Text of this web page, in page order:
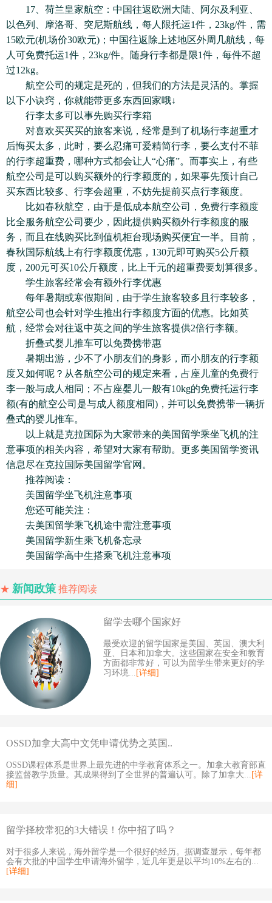
17、荷兰皇家航空：中国往返欧洲大陆、阿尔及利亚、
以色列、摩洛哥、突尼斯航线，每人限托运1件，23kg/件，需
15欧元(机场价30欧元)；中国往返除上述地区外周几航线，每
人可免费托运1件，23kg/件。随身行李都是限1件，每件不超
过12kg。
航空公司的规定是死的，但我们的方法是灵活的。掌握
以下小诀窍，你就能带更多东西回家哦↓
行李太多可以事先购买行李箱
对喜欢买买买的旅客来说，经常是到了机场行李超重才
后悔买太多，此时，要么忍痛可爱精简行李，要么支付不菲
的行李超重费，哪种方式都会让人“心痛”。而事实上，有些
航空公司是可以购买额外的行李额度的，如果事先预计自己
买东西比较多、行李会超重，不妨先提前买点行李额度。
比如春秋航空，由于是低成本航空公司，免费行李额度
比全服务航空公司要少，因此提供购买额外行李额度的服
务，而且在线购买比到值机柜台现场购买便宜一半。目前，
春秋国际航线上有行李额度优惠，130元即可购买5公斤额
度，200元可买10公斤额度，比上千元的超重费要划算很多。
学生旅客经常会有额外行李优惠
每年暑期或寒假期间，由于学生旅客较多且行李较多，
航空公司也会针对学生推出行李额度方面的优惠。比如英
航，经常会对往返中英之间的学生旅客提供2倍行李额。
折叠式婴儿推车可以免费携带惠
暑期出游，少不了小朋友们的身影，而小朋友的行李额
度又如何呢？从各航空公司的规定来看，占座儿童的免费行
李一般与成人相同；不占座婴儿一般有10kg的免费托运行李
额(有的航空公司是与成人额度相同)，并可以免费携带一辆折
叠式的婴儿推车。
以上就是克拉国际为大家带来的美国留学乘坐飞机的注
意事项的相关内容，希望对大家有帮助。更多美国留学资讯
信息尽在克拉国际美国留学官网。
推荐阅读：
美国留学坐飞机注意事项
您还可能关注：
去美国留学乘飞机途中需注意事项
美国留学新生乘飞机备忘录
美国留学高中生搭乘飞机注意事项
★ 新闻政策 推荐阅读
留学去哪个国家好
最受欢迎的留学国家是美国、英国、澳大利
亚、日本和加拿大。这些国家在安全和教育
方面都非常好，可以为留学生带来更好的学
习环境... [详细]
OSSD加拿大高中文凭申请优势之英国..
OSSD课程体系是世界上最先进的中学教育体系之一。加拿大教育部直
接监督教学质量。其成果得到了全世界的普遍认可。除了加拿大... [详
细]
留学择校常犯的3大错误！你中招了吗？
对于很多人来说，海外留学是一个很好的经历。据调查显示，每年都
会有大批的中国学生申请海外留学，近几年更是以平均10%左右的...
[详细]